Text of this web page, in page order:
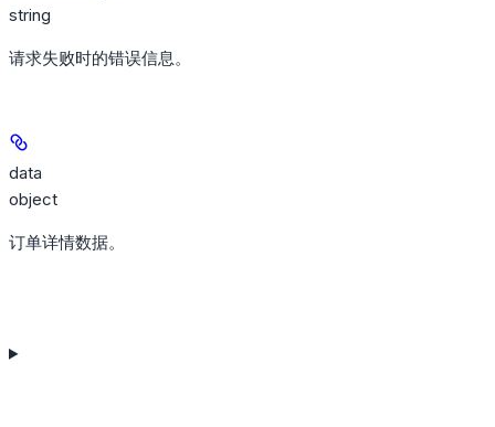
string
请求失败时的错误信息。
data
object
订单详情数据。